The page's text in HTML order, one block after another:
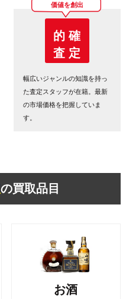
価値を創出
的 確
査 定
幅広いジャンルの知識を持っ
た査定スタッフが在籍。最新
の市場価格を把握していま
す。
の買取品目
お酒